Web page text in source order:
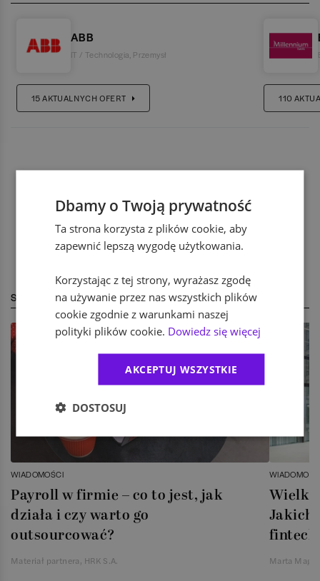
ABB
IT / Technologia Przemysł
15AKTUALNYCH OFERT 110
STREFA EKSPERTA
WIADOMOŚCI
Payroll w firmie – co to jest, jak
działa i czy warto go
outsourcować?
Materiał partnera, HRK S.A.
Jakich
Marta
Dbamy o Twoją prywatność
Ta strona korzysta z plików cookie, aby
zapewnić lepszą wygodę użytkowania.
Korzystając z tej strony, wyrażasz zgodę
na używanie przez nas wszystkich plików
cookie zgodnie z warunkami naszej
polityki plików cookie. Dowiedz się więcej
AKCEPTUJ WSZYSTKIE
DOSTOSUJ